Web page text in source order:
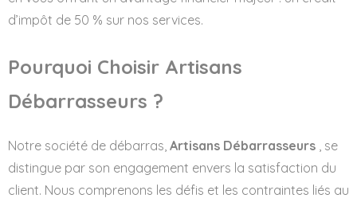
d’impôt de 50 % sur nos services.
Pourquoi Choisir Artisans
Débarrasseurs ?
Notre société de débarras, Artisans Débarrasseurs , se
distingue par son engagement envers la satisfaction du
client. Nous comprenons les défis et les contraintes liés au